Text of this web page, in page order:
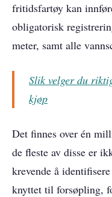
fritidsfartøy kan
obligatorisk
meter, samt alle
Slik velger du
kjøp
Det finnes over én
de fleste av disse er
krevende å
knyttet til forsøpling,